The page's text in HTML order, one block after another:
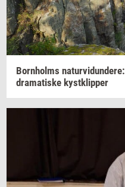
Born­holms na­tur­vi­dun­de­re:
dra­ma­ti­ske kyst­klip­per